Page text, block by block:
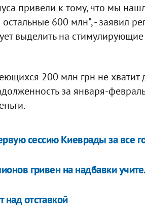
привели к тому, что мы
600 млн", - заявил
выделить на
200 млн грн не хватит
за января-
сессию Киеврады за все
гривен на надбавки
отставкой